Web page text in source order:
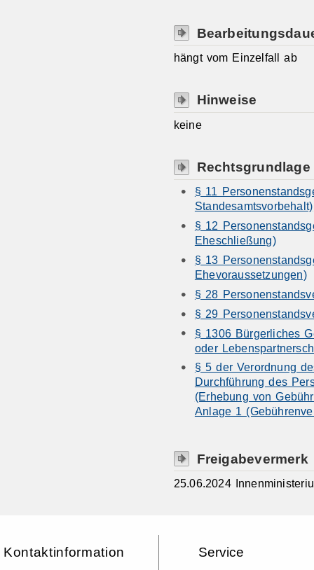
hängt vom Einzelfall ab
Hinweise
keine
Rechtsgrundlage
§ 11
Standesamtsvorbehalt)
§ 12
Eheschließung)
§ 13
Ehevoraussetzungen)
§ 28
§ 29
§ 1306 Bürgerliches
oder
§ 5 der Verordnung
Durchführung des
(Erhebung von
Anlage 1
Freigabevermerk
25.06.2024
Kontaktinformation Service